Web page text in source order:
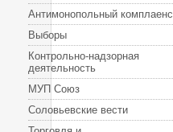
Антимонопольный комплаенс
Выборы
Контрольно-надзорная
деятельность
МУП Союз
Соловьевские вести